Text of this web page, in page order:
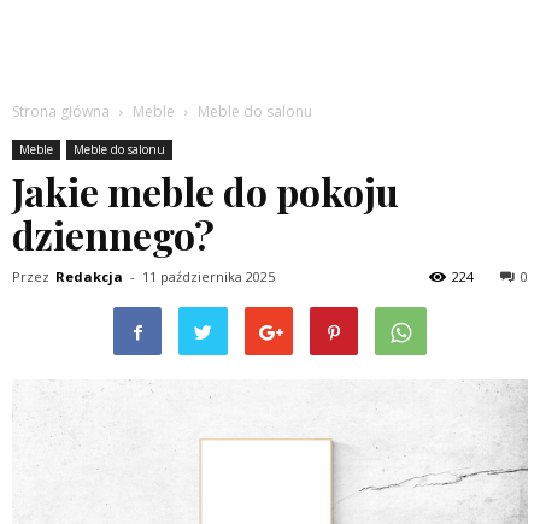
Strona główna Meble Meble do salonu
Meble Meble do salonu
Jakie meble do pokoju
dziennego?
Przez Redakcja - 11 października 2025 0
224